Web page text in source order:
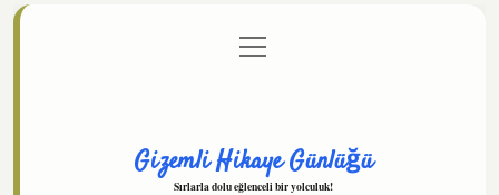
Gizlilik Politikası
menüyü
aç
Gizemli Hikaye Günlüğü
Sırlarla dolu eğlenceli bir yolculuk!